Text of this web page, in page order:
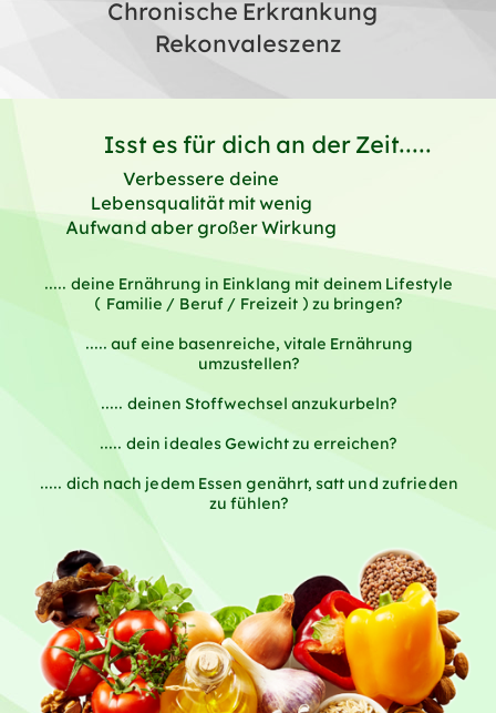
Chronische Erkrankung
Rekonvaleszenz
Isst es für dich an der Zeit.....
Verbessere deine
Lebensqualität mit wenig
Aufwand aber großer Wirkung
..... deine Ernährung in Einklang mit deinem Lifestyle
(Familie/Beruf/Freizeit) zu bringen?
..... auf eine basenreiche, vitale Ernährung
umzustellen?
..... deinen Stoffwechsel anzukurbeln?
..... dein ideales Gewicht zu erreichen?
..... dich nach jedem Essen genährt, satt und zufrieden
zu fühlen?